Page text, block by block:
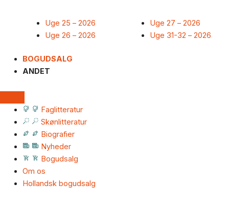
Uge 25 – 2026
Uge 26 – 2026
Uge 27 – 2026
Uge 31-32 – 2026
BOGUDSALG
ANDET
Faglitteratur
Skønlitteratur
Biografier
Nyheder
Bogudsalg
Om os
Hollandsk bogudsalg